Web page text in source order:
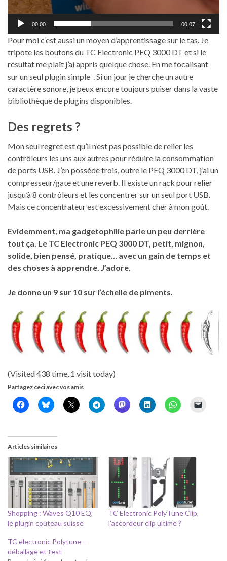
00:00 00:07
Pour moi c’est aussi un moyen d’apprentissage sur le tas. Je
tripote les boutons du TC Electronic PEQ 3000 DT et si le
résultat me plaît j’ai appris quelque chose. En me focalisant
sur un seul plugin simple . Si un jour je cherche un autre
caractère sonore, je peux encore toujours puiser dans la vaste
bibliothèque de plugins disponibles.
Des regrets ?
Mon seul regret est qu’il n’est pas possible de relier les
contrôleurs les uns aux autres pour réduire la consommation
de ports USB. J’en possède trois, outre le PEQ 3000 DT, j’ai un
compresseur/gate et une reverb. Il existe un rack pour relier
jusqu’à 8 contrôleurs et les concentrer sur un seul port USB.
Mais ce concentrateur est excessivement cher à mon goût.
Evidemment, ma gadgetophilie parle un peu derrière
tout ça. Le TC Electronic PEQ 3000 DT, petit, mignon,
solide, bien pensé, pratique… avec un gain de temps et
des choses à apprendre. J’adore.
Je donne un 9 sur 10 sur l’échelle de piments.
(Visited 438 time, 1 visit today)
Partagez ceci avec vos amis
Articles similaires
Shopping : Waves Q10 EQ,
le plugin couteau suisse
TC Electronic PolyTune Clip,
l’accordeur clip ultime ?
TC electronic Polytune –
déballage et test